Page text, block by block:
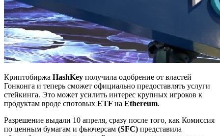
Криптобиржа HashKey получила одобрение от властей
Гонконга и теперь сможет официально предоставлять услуги
стейкинга. Это может усилить интерес крупных игроков к
продуктам вроде спотовых ETF на Ethereum.
Разрешение выдали 10 апреля, сразу после того, как Комиссия
по ценным бумагам и фьючерсам (SFC) представила